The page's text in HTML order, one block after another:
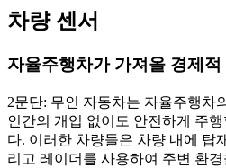
차량 센서
자율주행차가 가져올 경제적
2문단: 무인 자동차는 자율주행차
인간의 개입 없이도 안전하게 주
다. 이러한 차량들은 차량 내에 탑
리고 레이더를 사용하여 주변 환